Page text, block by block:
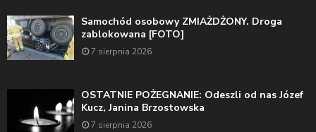
Samochód osobowy ZMIAŻDŻONY. Droga
zablokowana [FOTO]
7 sierpnia 2026
OSTATNIE POŻEGNANIE: Odeszli od nas Józef
Kucz, Janina Brzostowska
7 sierpnia 2026